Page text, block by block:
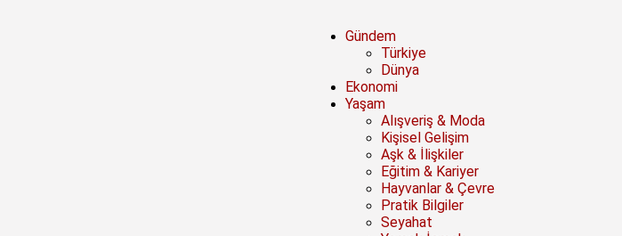
Gündem
Türkiye
Dünya
Ekonomi
Yaşam
Alışveriş & Moda
Kişisel Gelişim
Aşk & İlişkiler
Eğitim & Kariyer
Hayvanlar & Çevre
Pratik Bilgiler
Seyahat